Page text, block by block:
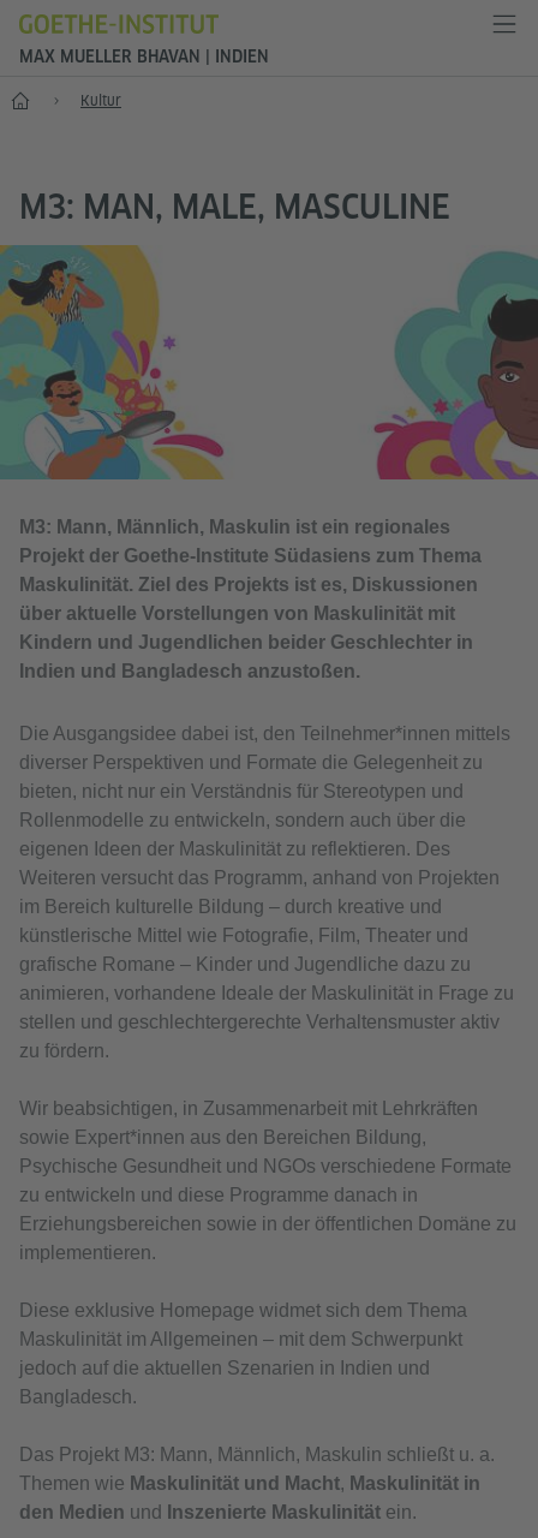
MAX MUELLER BHAVAN | INDIEN
Start Kultur
M3: MAN, MALE, MASCULINE
M3: Mann, Männlich, Maskulin ist ein regionales
Projekt der Goethe-Institute Südasiens zum Thema
Maskulinität. Ziel des Projekts ist es, Diskussionen
über aktuelle Vorstellungen von Maskulinität mit
Kindern und Jugendlichen beider Geschlechter in
Indien und Bangladesch anzustoßen.
Die Ausgangsidee dabei ist, den Teilnehmer*innen mittels
diverser Perspektiven und Formate die Gelegenheit zu
bieten, nicht nur ein Verständnis für Stereotypen und
Rollenmodelle zu entwickeln, sondern auch über die
eigenen Ideen der Maskulinität zu reflektieren. Des
Weiteren versucht das Programm, anhand von Projekten
im Bereich kulturelle Bildung – durch kreative und
künstlerische Mittel wie Fotografie, Film, Theater und
grafische Romane – Kinder und Jugendliche dazu zu
animieren, vorhandene Ideale der Maskulinität in Frage zu
stellen und geschlechtergerechte Verhaltensmuster aktiv
zu fördern.
Wir beabsichtigen, in Zusammenarbeit mit Lehrkräften
sowie Expert*innen aus den Bereichen Bildung,
Psychische Gesundheit und NGOs verschiedene Formate
zu entwickeln und diese Programme danach in
Erziehungsbereichen sowie in der öffentlichen Domäne zu
implementieren.
Diese exklusive Homepage widmet sich dem Thema
Maskulinität im Allgemeinen – mit dem Schwerpunkt
jedoch auf die aktuellen Szenarien in Indien und
Bangladesch.
Das Projekt M3: Mann, Männlich, Maskulin schließt u. a.
Themen wie Maskulinität und Macht, Maskulinität in
den Medien und Inszenierte Maskulinität ein.